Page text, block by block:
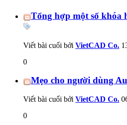
Tổng hợp một số khóa
Viết bài cuối bởi VietCAD Co.
0
Mẹo cho người dùng
Viết bài cuối bởi VietCAD Co.
0